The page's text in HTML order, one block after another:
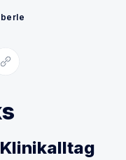
teilen
Link kopieren
Klinikalltag